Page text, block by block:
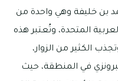
بن خليفة وهي واحدة من
المتحدة، وتُعتبر هذه
الكثير من الزوار،
في المنطقة، حيث